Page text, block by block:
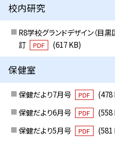
校内研究
R8学校グランドデザイン（目
訂
PDF (617 KB)
保健室
保健だより7月号 PDF
(478
保健だより6月号
PDF
(558
保健だより5月号
PDF (581